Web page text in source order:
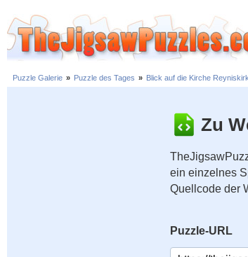
Puzzle Galerie » Puzzle des Tages » Blick auf die Kirche
Zu
ein einzelnes
Quellcode der
Puzzle-URL